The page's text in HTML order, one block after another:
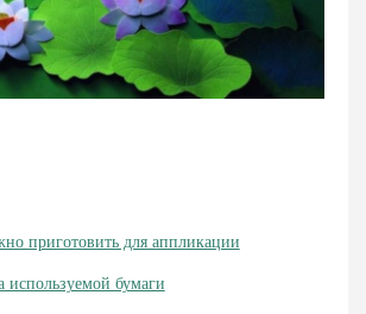
приготовить для аппликации
используемой бумаги